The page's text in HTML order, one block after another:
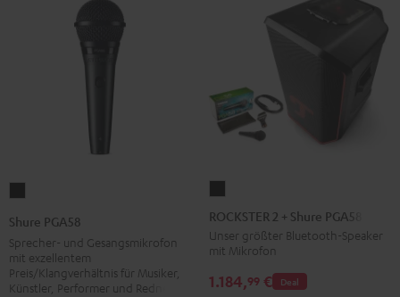
Schwarz
Shure PGA58
Sprecher- und Gesangsmikrofon
mit exzellentem
Preis/Klangverhältnis für Musiker,
Künstler, Performer und Redner
2
+
Shure
PGA58
ROCKSTER 2 + Shure PGA58
Unser größter Bluetooth-Speaker
mit Mikrofon
Deal
1.184,99 €